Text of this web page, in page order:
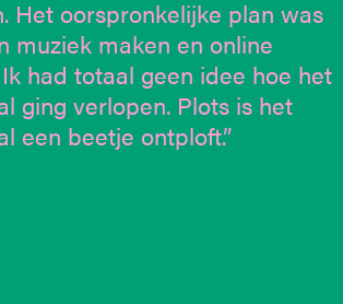
Het oorspronkelijke plan was
muziek maken en online
had totaal geen idee hoe het
ging verlopen. Plots is het
een beetje ontploft.”